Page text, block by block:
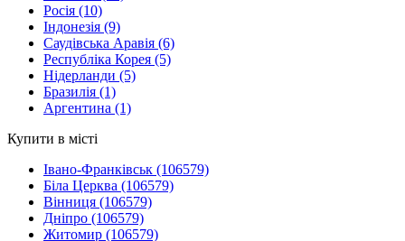
Росія (10)
Індонезія (9)
Саудівська Аравія (6)
Республіка Корея (5)
Нідерланди (5)
Бразилія (1)
Аргентина (1)
Купити в місті
Івано-Франківськ (106579)
Біла Церква (106579)
Вінниця (106579)
Дніпро (106579)
Житомир (106579)